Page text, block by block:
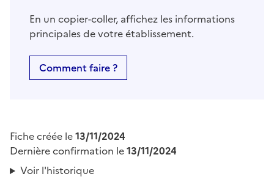
En un copier-coller, affichez les informations
principales de votre établissement.
Comment faire ?
Fiche créée le13/11/2024
Dernière confirmation le13/11/2024
Voir l'historique